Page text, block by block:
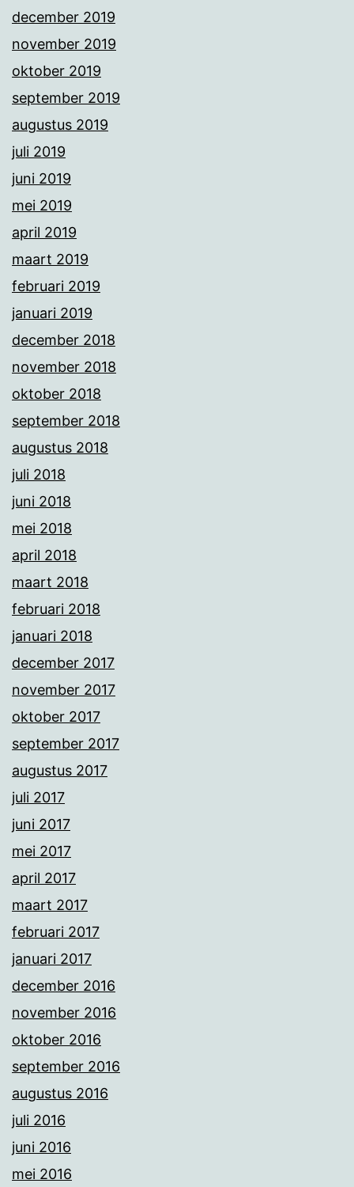
december 2019
november 2019
oktober 2019
september 2019
augustus 2019
juli 2019
juni 2019
mei 2019
april 2019
maart 2019
februari 2019
januari 2019
december 2018
november 2018
oktober 2018
september 2018
augustus 2018
juli 2018
juni 2018
mei 2018
april 2018
maart 2018
februari 2018
januari 2018
december 2017
november 2017
oktober 2017
september 2017
augustus 2017
juli 2017
juni 2017
mei 2017
april 2017
maart 2017
februari 2017
januari 2017
december 2016
november 2016
oktober 2016
september 2016
augustus 2016
juli 2016
juni 2016
mei 2016